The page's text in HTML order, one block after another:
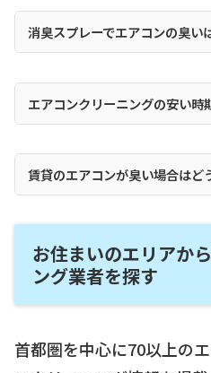
消臭スプレーでエアコンの臭い
エアコンクリーニングの安い時
賃貸のエアコンが臭い場合はど
お住まいのエリアか
ング業者を探す
首都圏を中心に70以上の